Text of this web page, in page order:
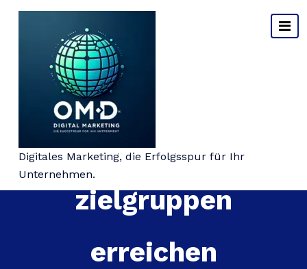
Digitales Marketing, die Erfolgsspur für Ihr
Unternehmen.
Schlagwort-Archiv:
zielgruppen
erreichen